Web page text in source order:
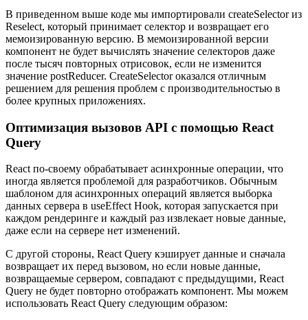
В приведенном выше коде мы импортировали createSelector из
Reselect, который принимает селектор и возвращает его
мемоизированную версию. В мемоизированной версии
компонент не будет вычислять значение селекторов даже
после тысяч повторных отрисовок, если не изменится
значение postReducer. CreateSelector оказался отличным
решением для решения проблем с производительностью в
более крупных приложениях.
Оптимизация вызовов API с помощью React
Query
React по-своему обрабатывает асинхронные операции, что
иногда является проблемой для разработчиков. Обычным
шаблоном для асинхронных операций является выборка
данных сервера в useEffect Hook, которая запускается при
каждом рендеринге и каждый раз извлекает новые данные,
даже если на сервере нет изменений.
С другой стороны, React Query кэширует данные и сначала
возвращает их перед вызовом, но если новые данные,
возвращаемые сервером, совпадают с предыдущими, React
Query не будет повторно отображать компонент. Мы можем
использовать React Query следующим образом: